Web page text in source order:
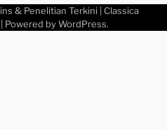
& Penelitian Terkini | Classica
| Powered by WordPress.